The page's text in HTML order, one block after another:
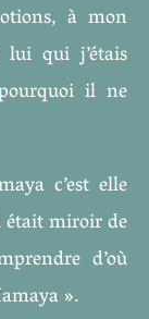
à mon
qui j’étais
il ne
c’est elle
était miroir de
d’où
».